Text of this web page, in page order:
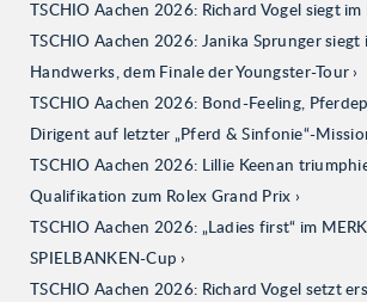
TSCHIO Aachen 2026: Richard Vogel siegt
TSCHIO Aachen 2026: Janika Sprunger siegt
Handwerks, dem Finale der Youngster-Tour
TSCHIO Aachen 2026: Bond-Feeling,
Dirigent auf letzter „Pferd & Sinfonie“-
TSCHIO Aachen 2026: Lillie Keenan
Qualifikation zum Rolex Grand Prix
TSCHIO Aachen 2026: „Ladies first“ im
SPIELBANKEN-Cup
TSCHIO Aachen 2026: Richard Vogel setzt